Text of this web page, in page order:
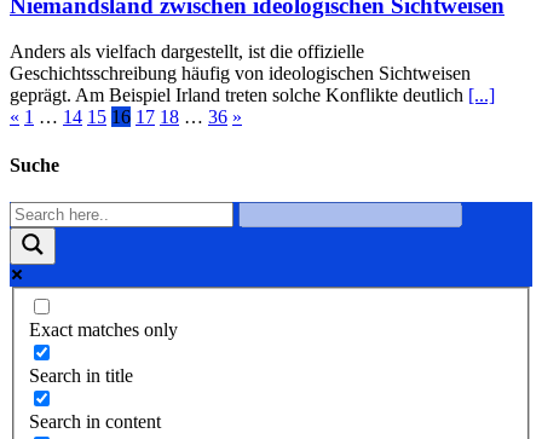
Anders als vielfach dargestellt, ist die offizielle
Geschichtsschreibung häufig von ideologischen Sichtweisen
geprägt. Am Beispiel Irland treten solche Konflikte deutlich [...]
« 1 … 14 15 16 17 18 … 36 »
Suche
Exact matches only
Search in title
Search in content